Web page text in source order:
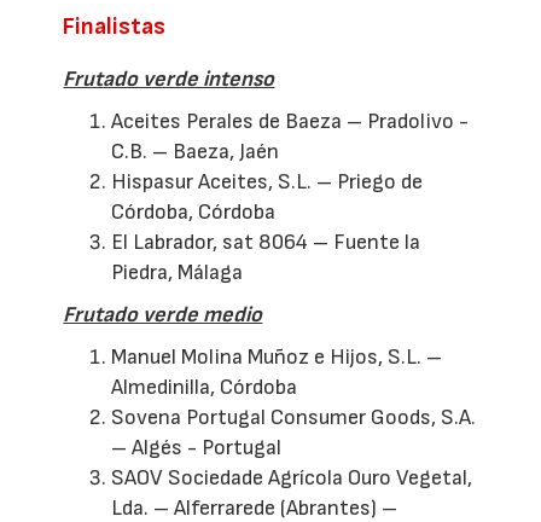
Finalistas
Frutado verde intenso
Aceites Perales de Baeza – Pradolivo -
C.B. – Baeza, Jaén
Hispasur Aceites, S.L. – Priego de
Córdoba, Córdoba
El Labrador, sat 8064 – Fuente la
Piedra, Málaga
Frutado verde medio
Manuel Molina Muñoz e Hijos, S.L. –
Almedinilla, Córdoba
Sovena Portugal Consumer Goods, S.A.
– Algés - Portugal
SAOV Sociedade Agrícola Ouro Vegetal,
Lda. – Alferrarede (Abrantes) –